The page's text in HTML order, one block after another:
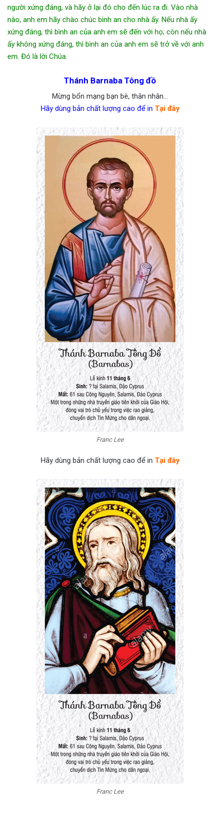
người xứng đáng, và hãy ở lại đó cho đến lúc ra đi. Vào nhà
nào, anh em hãy chào chúc bình an cho nhà ấy. Nếu nhà ấy
xứng đáng, thì bình an của anh em sẽ đến với họ; còn nếu nhà
ấy không xứng đáng, thì bình an của anh em sẽ trở về với anh
em. Đó là lời Chúa.
Thánh Barnaba Tông đồ
Mừng bổn mạng bạn bè, thân nhân…
Hãy dùng bản chất lượng cao để in Tại đây
Franc Lee
Hãy dùng bản chất lượng cao để in Tại đây
Franc Lee